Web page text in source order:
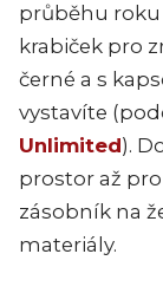
průběhu
krabiček pro
černé a s
vystavíte
Unlimited).
prostor až pro
zásobník na
materiály.